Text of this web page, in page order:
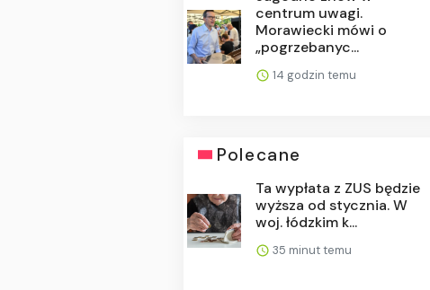
centrum uwagi.
Morawiecki mówi o
„pogrzebanyc...
14 godzin temu
Polecane
Ta wypłata z ZUS będzie
wyższa od stycznia. W
woj. łódzkim k...
35 minut temu